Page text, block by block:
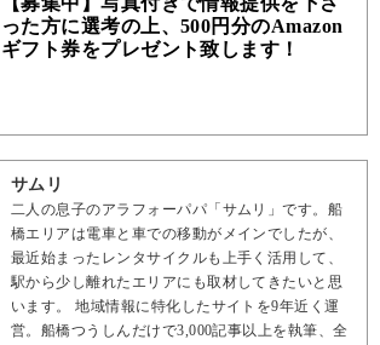
った方に選考の上、500円分のAmazon
ギフト券をプレゼント致します！
サムリ
二人の息子のアラフォーパパ「サムリ」です。船
橋エリアは電車と車での移動がメインでしたが、
最近始まったレンタサイクルも上手く活用して、
駅から少し離れたエリアにも取材してきたいと思
います。 地域情報に特化したサイトを9年近く運
営。船橋つうしんだけで3,000記事以上を執筆、全